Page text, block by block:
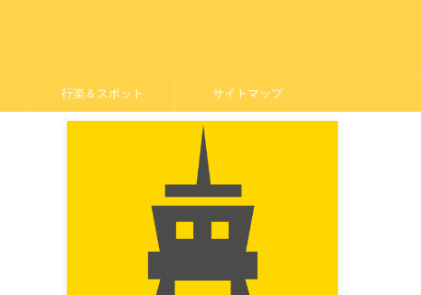
行楽＆スポット サイトマップ